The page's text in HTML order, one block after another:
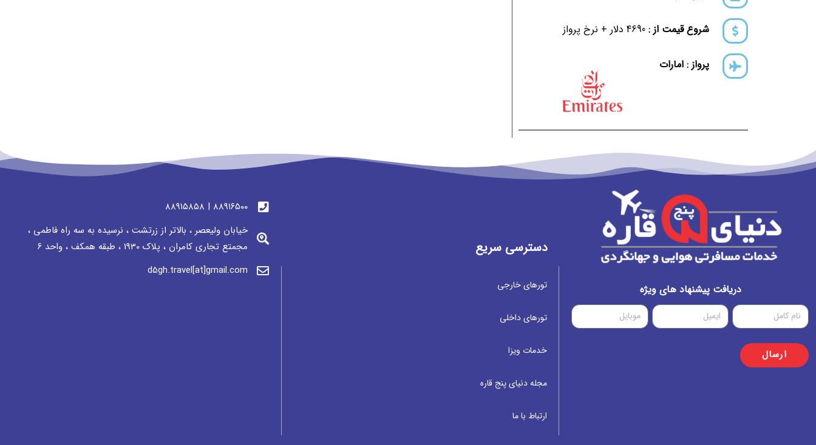
شروع قیمت از :4690 دلار + نرخ پرواز
پرواز : امارات
دریافت پیشنهاد های ویژه
ارسال
دسترسی سریع
تورهای خارجی
تورهای داخلی
خدمات ویزا
مجله دنیای پنج قاره
ارتباط با ما
٨٨٩١٦٥٠٠ | ٨٨٩١٥٨٥٨
خیابان ولیعصر ، بالاتر از زرتشت ، نرسيده به سه راه فاطمی ،
مجمتع تجاری كامران ، پلاک 1930 ، طبقه همکف ، واحد ٦
d5gh.travel[at]gmail.com